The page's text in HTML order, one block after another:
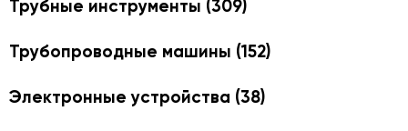
Трубные инструменты (309)
Трубопроводные машины (152)
Электронные устройства (38)